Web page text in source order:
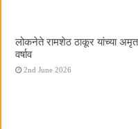
लोकनेते रामशेठ ठाकूर यांच्या अमृत
वर्षाव
2nd June 2026